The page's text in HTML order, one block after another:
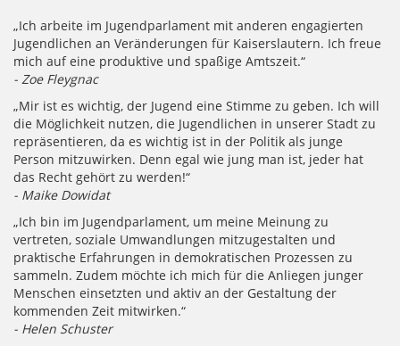
„Ich arbeite im Jugendparlament mit anderen engagierten
Jugendlichen an Veränderungen für Kaiserslautern. Ich freue
mich auf eine produktive und spaßige Amtszeit.“
- Zoe Fleygnac
„Mir ist es wichtig, der Jugend eine Stimme zu geben. Ich will
die Möglichkeit nutzen, die Jugendlichen in unserer Stadt zu
repräsentieren, da es wichtig ist in der Politik als junge
Person mitzuwirken. Denn egal wie jung man ist, jeder hat
das Recht gehört zu werden!“
- Maike Dowidat
„Ich bin im Jugendparlament, um meine Meinung zu
vertreten, soziale Umwandlungen mitzugestalten und
praktische Erfahrungen in demokratischen Prozessen zu
sammeln. Zudem möchte ich mich für die Anliegen junger
Menschen einsetzten und aktiv an der Gestaltung der
kommenden Zeit mitwirken.“
- Helen Schuster